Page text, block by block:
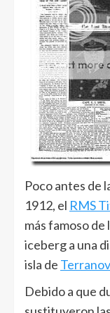
Poco antes de
1912, el RMS
más famoso
iceberg a una
isla de
Debido a que